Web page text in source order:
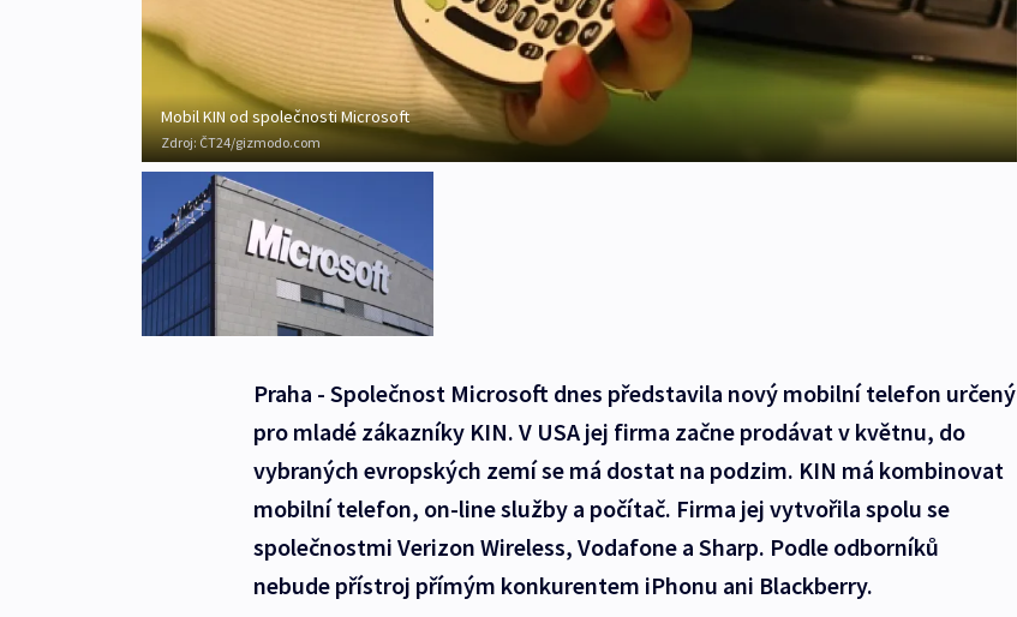
Mobil KIN od společnosti Microsoft
Zdroj:ČT24/gizmodo.com
Praha - Společnost Microsoft dnes představila nový mobilní telefon určený
pro mladé zákazníky KIN. V USA jej firma začne prodávat v květnu, do
vybraných evropských zemí se má dostat na podzim. KIN má kombinovat
mobilní telefon, on-line služby a počítač. Firma jej vytvořila spolu se
společnostmi Verizon Wireless, Vodafone a Sharp. Podle odborníků
nebude přístroj přímým konkurentem iPhonu ani Blackberry.